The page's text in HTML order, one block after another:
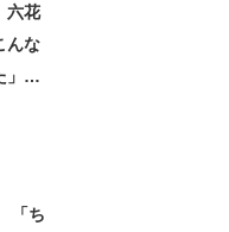
六花
んな
「ち